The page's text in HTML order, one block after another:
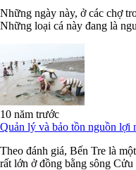
Những ngày này, ở các chợ
Những loại cá này đang là
10 năm trước
Quản lý và bảo tồn nguồn lợi
Theo đánh giá, Bến Tre là
rất lớn ở đồng bằng sông